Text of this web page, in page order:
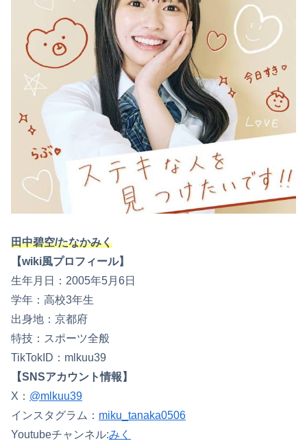
田中碧空/たなかみく
【wiki風プロフィール】
生年月日：2005年5月6日
学年：高校3年生
出身地：京都府
特技：スポーツ全般
TikTokID：mlkuu39
【SNSアカウント情報】
X： @mlkuu39
インスタグラム： miku_tanaka0506
Youtubeチャンネル:みく